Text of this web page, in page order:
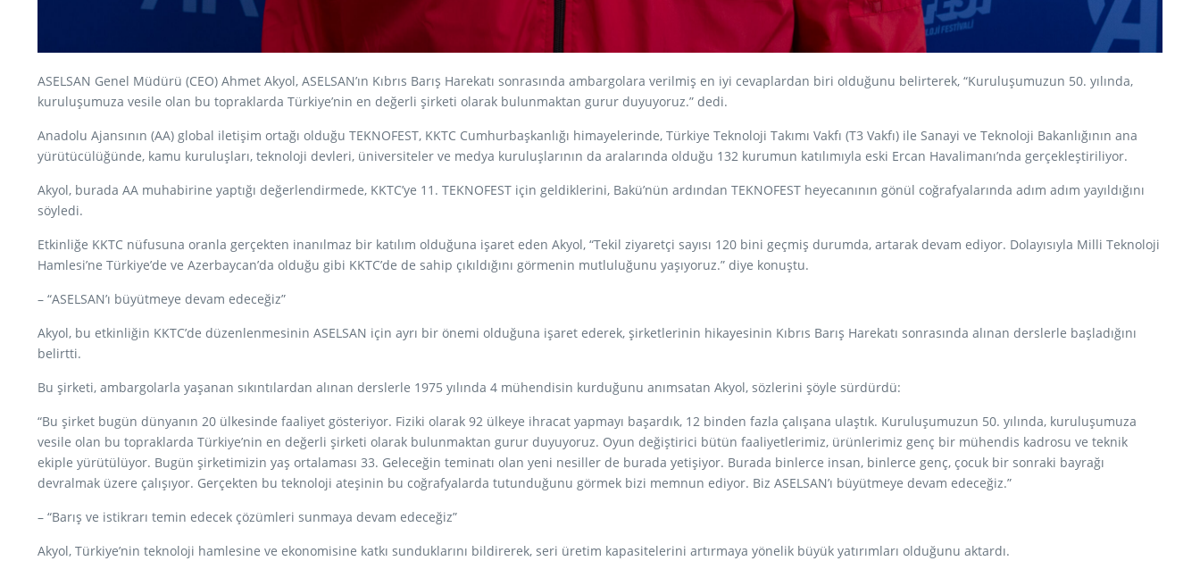
ASELSAN Genel Müdürü (CEO) Ahmet Akyol, ASELSAN’ın Kıbrıs Barış Harekatı sonrasında ambargolara verilmiş en iyi cevaplardan biri olduğunu belirterek, “Kuruluşumuzun 50. yılında,
kuruluşumuza vesile olan bu topraklarda Türkiye’nin en değerli şirketi olarak bulunmaktan gurur duyuyoruz.” dedi.
Anadolu Ajansının (AA) global iletişim ortağı olduğu TEKNOFEST, KKTC Cumhurbaşkanlığı himayelerinde, Türkiye Teknoloji Takımı Vakfı (T3 Vakfı) ile Sanayi ve Teknoloji Bakanlığının ana
yürütücülüğünde, kamu kuruluşları, teknoloji devleri, üniversiteler ve medya kuruluşlarının da aralarında olduğu 132 kurumun katılımıyla eski Ercan Havalimanı’nda gerçekleştiriliyor.
Akyol, burada AA muhabirine yaptığı değerlendirmede, KKTC’ye 11. TEKNOFEST için geldiklerini, Bakü’nün ardından TEKNOFEST heyecanının gönül coğrafyalarında adım adım yayıldığını
söyledi.
Etkinliğe KKTC nüfusuna oranla gerçekten inanılmaz bir katılım olduğuna işaret eden Akyol, “Tekil ziyaretçi sayısı 120 bini geçmiş durumda, artarak devam ediyor. Dolayısıyla Milli Teknoloji
Hamlesi’ne Türkiye’de ve Azerbaycan’da olduğu gibi KKTC’de de sahip çıkıldığını görmenin mutluluğunu yaşıyoruz.” diye konuştu.
– “ASELSAN’ı büyütmeye devam edeceğiz”
Akyol, bu etkinliğin KKTC’de düzenlenmesinin ASELSAN için ayrı bir önemi olduğuna işaret ederek, şirketlerinin hikayesinin Kıbrıs Barış Harekatı sonrasında alınan derslerle başladığını
belirtti.
Bu şirketi, ambargolarla yaşanan sıkıntılardan alınan derslerle 1975 yılında 4 mühendisin kurduğunu anımsatan Akyol, sözlerini şöyle sürdürdü:
“Bu şirket bugün dünyanın 20 ülkesinde faaliyet gösteriyor. Fiziki olarak 92 ülkeye ihracat yapmayı başardık, 12 binden fazla çalışana ulaştık. Kuruluşumuzun 50. yılında, kuruluşumuza
vesile olan bu topraklarda Türkiye’nin en değerli şirketi olarak bulunmaktan gurur duyuyoruz. Oyun değiştirici bütün faaliyetlerimiz, ürünlerimiz genç bir mühendis kadrosu ve teknik
ekiple yürütülüyor. Bugün şirketimizin yaş ortalaması 33. Geleceğin teminatı olan yeni nesiller de burada yetişiyor. Burada binlerce insan, binlerce genç, çocuk bir sonraki bayrağı
devralmak üzere çalışıyor. Gerçekten bu teknoloji ateşinin bu coğrafyalarda tutunduğunu görmek bizi memnun ediyor. Biz ASELSAN’ı büyütmeye devam edeceğiz.”
– “Barış ve istikrarı temin edecek çözümleri sunmaya devam edeceğiz”
Akyol, Türkiye’nin teknoloji hamlesine ve ekonomisine katkı sunduklarını bildirerek, seri üretim kapasitelerini artırmaya yönelik büyük yatırımları olduğunu aktardı.